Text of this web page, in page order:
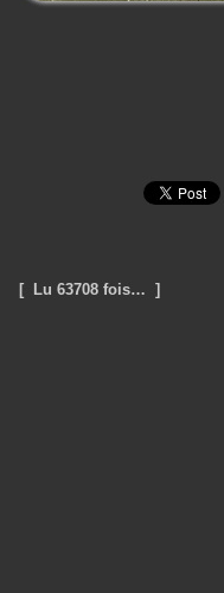
[ Lu 63708 fois… ]